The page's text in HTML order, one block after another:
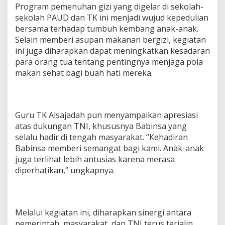
i
z
i
U
t
u
k
T
K
D
a
n
P
A
Program pemenuhan gizi yang digelar di sekolah-
sekolah PAUD dan TK ini menjadi wujud kepedulian
bersama terhadap tumbuh kembang anak-anak.
Selain memberi asupan makanan bergizi, kegiatan
ini juga diharapkan dapat meningkatkan kesadaran
para orang tua tentang pentingnya menjaga pola
makan sehat bagi buah hati mereka.
Guru TK Alsajadah pun menyampaikan apresiasi
atas dukungan TNI, khususnya Babinsa yang
selalu hadir di tengah masyarakat. “Kehadiran
Babinsa memberi semangat bagi kami. Anak-anak
juga terlihat lebih antusias karena merasa
diperhatikan,” ungkapnya.
Melalui kegiatan ini, diharapkan sinergi antara